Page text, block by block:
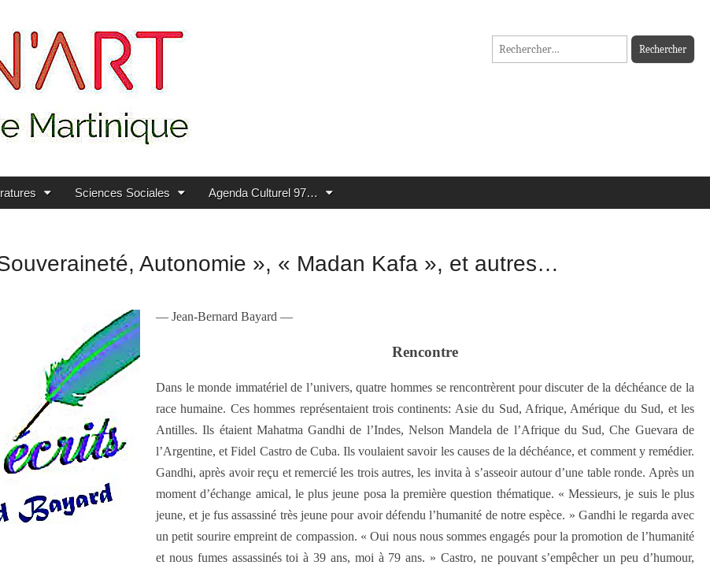
Rechercher :
Sciences Sociales Agenda Culturel 97…
Autonomie », « Madan Kafa », et autres…
— Jean-Bernard Bayard —
Rencontre
Dans le monde immatériel de l’univers, quatre hommes se rencontrèrent pour discuter de la déchéance de la
race humaine. Ces hommes représentaient trois continents: Asie du Sud, Afrique, Amérique du Sud, et les
Antilles. Ils étaient Mahatma Gandhi de l’Indes, Nelson Mandela de l’Afrique du Sud, Che Guevara de
l’Argentine, et Fidel Castro de Cuba. Ils voulaient savoir les causes de la déchéance, et comment y remédier.
Gandhi, après avoir reçu et remercié les trois autres, les invita à s’asseoir autour d’une table ronde. Après un
moment d’échange amical, le plus jeune posa la première question thématique. « Messieurs, je suis le plus
jeune, et je fus assassiné très jeune pour avoir défendu l’humanité de notre espèce. » Gandhi le regarda avec
un petit sourire empreint de compassion. « Oui nous nous sommes engagés pour la promotion de l’humanité
et nous fumes assassinés toi à 39 ans, moi à 79 ans. » Castro, ne pouvant s’empêcher un peu d’humour,